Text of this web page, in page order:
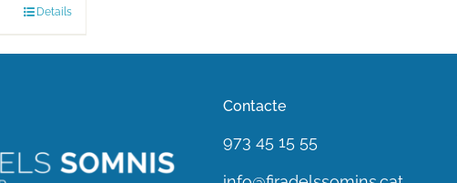
Details
Contacte
973 45 15 55